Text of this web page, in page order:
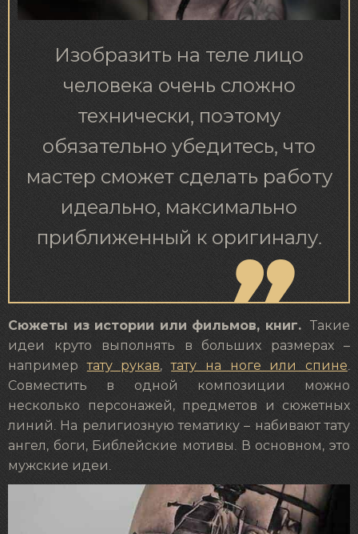
Изобразить на теле лицо
человека очень сложно
технически, поэтому
обязательно убедитесь, что
мастер сможет сделать работу
идеально, максимально
приближенный к оригиналу.
Сюжеты из истории или фильмов, книг.Такие
идеи круто выполнять в больших размерах –
напримертату рукав,тату на ноге или спине.
Совместить в одной композиции можно
несколько персонажей, предметов и сюжетных
линий. На религиозную тематику – набивают тату
ангел, боги, Библейские мотивы. В основном, это
мужские идеи.